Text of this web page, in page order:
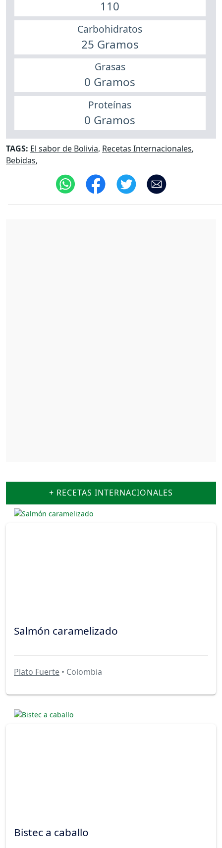
110
Carbohidratos
25 Gramos
Grasas
0 Gramos
Proteínas
0 Gramos
TAGS: El sabor de Bolivia, Recetas Internacionales,
Bebidas,
+ RECETAS INTERNACIONALES
Salmón caramelizado
Plato Fuerte • Colombia
Bistec a caballo